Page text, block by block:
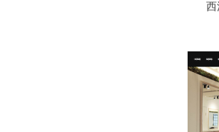
西